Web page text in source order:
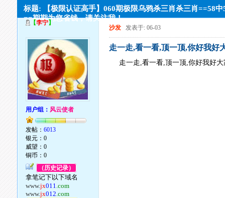
标题: 【极限认证高手】060期极限乌鸦杀三肖杀三肖==58
==期期为您省钱，请关注我！
【李宁】
用户组： 风云使者
发帖：6013
银元：0
威望：0
铜币：0
（历史记录）
拿笔记下以下域名
www.jx011.com
www.jx012.com
沙发 发表于: 06-03
走一走,看一看,顶一顶,你好我好
走一走,看一看,顶一顶,你好我好